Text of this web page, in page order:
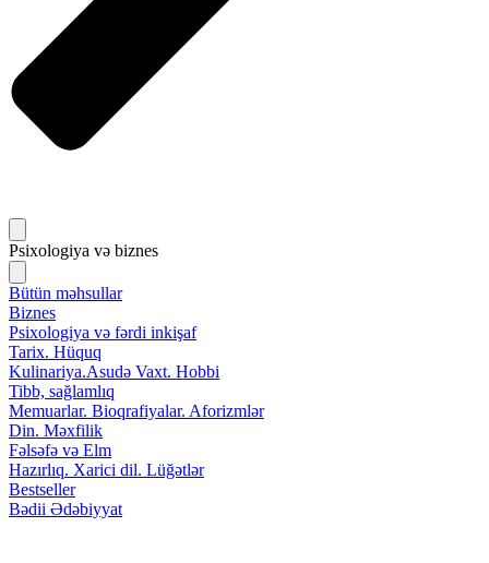
Psixologiya və biznes
Bütün məhsullar
Biznes
Psixologiya və fərdi inkişaf
Tarix. Hüquq
Kulinariya.Asudə Vaxt. Hobbi
Tibb, sağlamlıq
Memuarlar. Bioqrafiyalar. Aforizmlər
Din. Məxfilik
Fəlsəfə və Elm
Hazırlıq. Xarici dil. Lüğətlər
Bestseller
Bədii Ədəbiyyat